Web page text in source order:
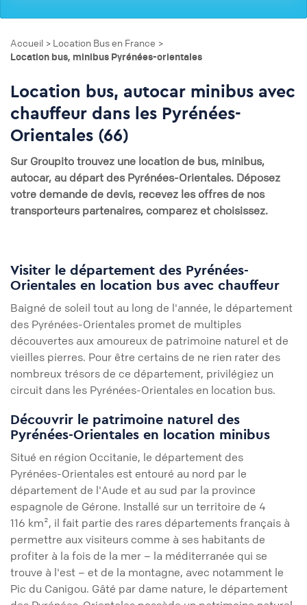
Accueil > Location Bus en France >
Location bus, minibus Pyrénées-orientales
Location bus, autocar minibus avec
chauffeur dans les Pyrénées-
Orientales (66)
Sur Groupito trouvez une location de bus, minibus,
autocar, au départ des Pyrénées-Orientales. Déposez
votre demande de devis, recevez les offres de nos
transporteurs partenaires, comparez et choisissez.
Visiter le département des Pyrénées-
Orientales en location bus avec chauffeur
Baigné de soleil tout au long de l'année, le département
des Pyrénées-Orientales promet de multiples
découvertes aux amoureux de patrimoine naturel et de
vieilles pierres. Pour être certains de ne rien rater des
nombreux trésors de ce département, privilégiez un
circuit dans les Pyrénées-Orientales en location bus.
Découvrir le patrimoine naturel des
Pyrénées-Orientales en location minibus
Situé en région Occitanie, le département des
Pyrénées-Orientales est entouré au nord par le
département de l'Aude et au sud par la province
espagnole de Gérone. Installé sur un territoire de 4
116 km², il fait partie des rares départements français à
permettre aux visiteurs comme à ses habitants de
profiter à la fois de la mer – la méditerranée qui se
trouve à l'est – et de la montagne, avec notamment le
Pic du Canigou. Gâté par dame nature, le département